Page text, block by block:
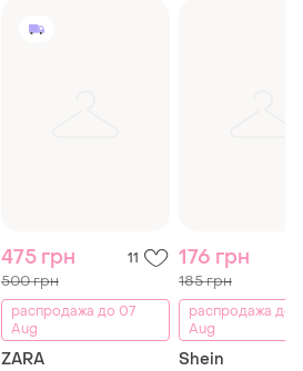
475 грн 11
500 грн
распродажа до 07
Aug
ZARA
176 грн
185 грн
распродажа до
Aug
Shein